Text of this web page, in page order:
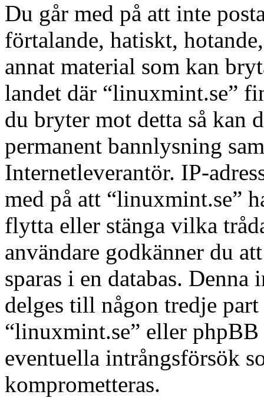
Du går med på att inte
förtalande, hatiskt,
annat material som kan
landet där “linuxmint.se”
du bryter mot detta så kan
permanent bannlysning
Internetleverantör. IP-
med på att “linuxmint.se”
flytta eller stänga vilka
användare godkänner du
sparas i en databas.
delges till någon tredje
“linuxmint.se” eller
eventuella intrångsförsök
komprometteras.